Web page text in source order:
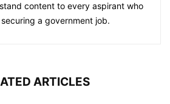
content to every aspirant who
a government job.
ARTICLES